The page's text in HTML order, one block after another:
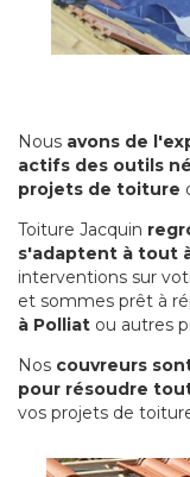
Nous avons de
actifs des outils
projets de toiture
Toiture Jacquin
s'adaptent à tout
interventions sur
et sommes prêt à
à Polliat ou autres
Nos couvreurs
pour résoudre
vos projets de